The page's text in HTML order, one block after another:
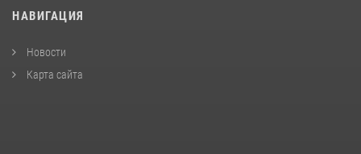
НАВИГАЦИЯ
Новости
Карта сайта